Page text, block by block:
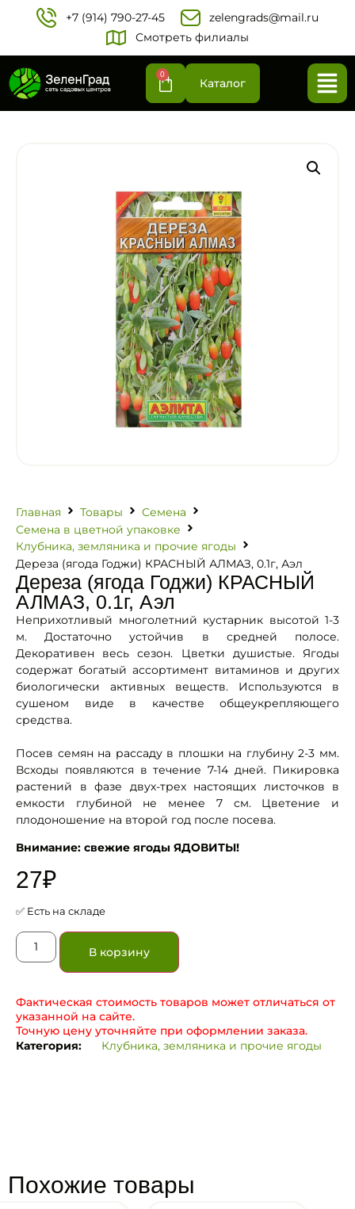
+7 (914) 790-27-45‬
zelengrads@mail.ru
Смотреть филиалы
0
Каталог
Главная Товары
Семена
Семена в цветной упаковке
Клубника, земляника и прочие ягоды
Дереза (ягода Годжи) КРАСНЫЙ АЛМАЗ, 0.1г, Аэл
Дереза (ягода Годжи) КРАСНЫЙ
АЛМАЗ, 0.1г, Аэл
Неприхотливый многолетний кустарник высотой 1-3
м. Достаточно устойчив в средней полосе.
Декоративен весь сезон. Цветки душистые. Ягоды
содержат богатый ассортимент витаминов и других
биологически активных веществ. Используются в
сушеном виде в качестве общеукрепляющего
средства.
Посев семян на рассаду в плошки на глубину 2-3 мм.
Всходы появляются в течение 7-14 дней. Пикировка
растений в фазе двух-трех настоящих листочков в
емкости глубиной не менее 7 см. Цветение и
плодоношение на второй год после посева.
Внимание: свежие ягоды ЯДОВИТЫ!
27₽
✅ Есть на складе
В корзину
Фактическая стоимость товаров может отличаться от
указанной на сайте.
Точную цену уточняйте при оформлении заказа.
Категория:
Клубника, земляника и прочие ягоды
Похожие товары